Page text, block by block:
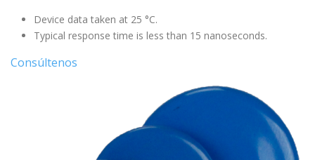
Device data taken at 25 °C.
Typical response time is less than 15 nanoseconds.
Consúltenos